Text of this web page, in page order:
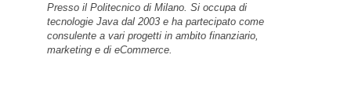
Presso il Politecnico di Milano. Si occupa di
tecnologie Java dal 2003 e ha partecipato come
consulente a vari progetti in ambito finanziario,
marketing e di eCommerce.